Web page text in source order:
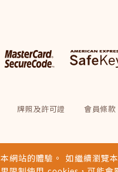
牌照及許可證 會員條款
網站的體驗。 如繼續瀏覽